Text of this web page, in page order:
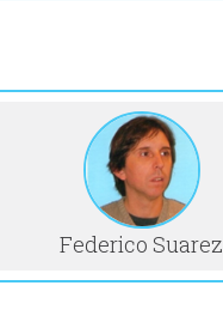
Federico Suarez